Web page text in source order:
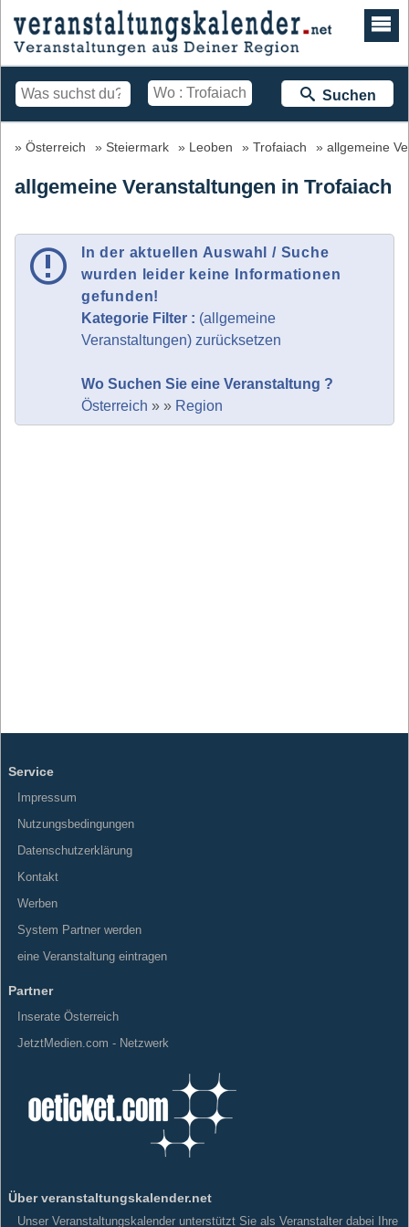
Suchen
Österreich Steiermark Leoben Trofaiach allgemeine
allgemeine Veranstaltungen in Trofaiach
In der aktuellen Auswahl / Suche
wurden leider keine Informationen
gefunden!
Kategorie Filter : (allgemeine
Veranstaltungen) zurücksetzen
Wo Suchen Sie eine Veranstaltung ?
Österreich » » Region
Service
Impressum
Nutzungsbedingungen
Datenschutzerklärung
Kontakt
Werben
System Partner werden
eine Veranstaltung eintragen
Partner
Inserate Österreich
JetztMedien.com - Netzwerk
Über veranstaltungskalender.net
Unser Veranstaltungskalender unterstützt Sie als Veranstalter dabei Ihre